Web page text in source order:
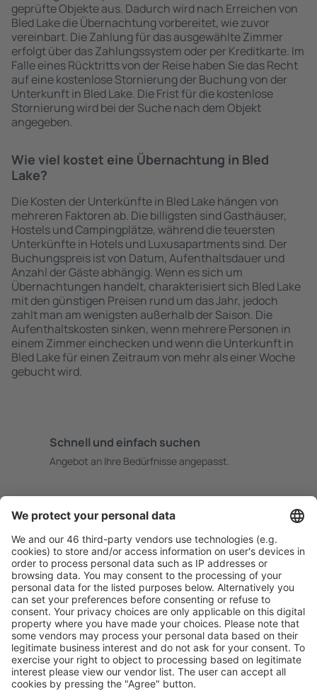
geprüfte Objekte aus. Dadurch wird nach Erreichen von
Bled Lake die Übernachtung vorbereitet, wie zuvor
vereinbart. Die Zahlung für das ausgewählte Zimmer
erfolgt über das Zahlungssystem oder per Kreditkarte. Im
Falle eines Rücktritts von der Reise haben Sie das Recht
auf eine kostenlose Stornierung der Buchung von der
Unterkunft in Bled Lake. Die Frist für die kostenlose
Stornierung wird bei der Suche nach dem Objekt
angegeben.
Wie viel kostet eine Übernachtung in Bled
Lake?
Die Kosten der Unterkünfte in Bled Lake hängen von
mehreren Faktoren ab. Die billigsten sind Gasthäuser,
Hostels und Campingplätze, während die teuersten
Unterkünfte in Hotels und Luxusapartments sind. Der
Buchungspreis ist von Datum, Aufenthaltsdauer und
Anzahl der Gäste abhängig. Wenn es sich um
Übernachtungen handelt, charakterisiert sich Bled Lake
mit den günstigen Preisen rund um das Jahr, jedoch
zahlt man am wenigsten außerhalb der Saison. Die
Aufenthaltskosten sinken, wenn mehrere Personen in
einem Zimmer einchecken und wenn die Unterkunft in
Bled Lake für einen Zeitraum von mehr als einer Woche
gebucht wird.
Schnell und einfach suchen
Angebot an Ihre Bedürfnisse angepasst.
Buchen ohne Sorgen mit einer kostenlosen
Stornierungsoption.
Mehr sparen
Attraktive Preise und Spezialangebote für eingeloggte
Benutzer.
Unterkünfte, die Sie mögen
Wählen Sie aus über 1,3 Millionen Unterkünften: Hotels,
Hütten, Apartments und andere.